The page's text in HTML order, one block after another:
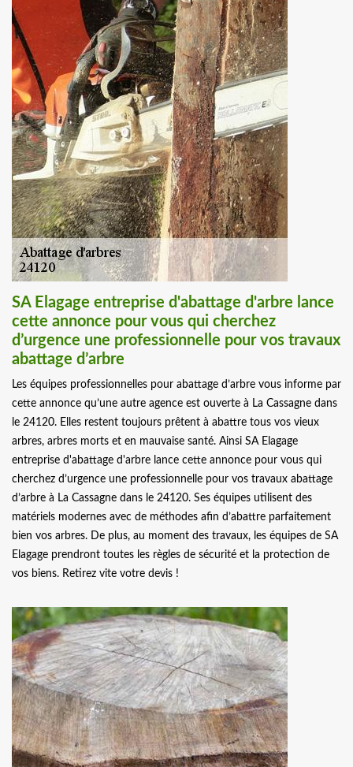
SA Elagage entreprise d'abattage d'arbre lance
cette annonce pour vous qui cherchez
d’urgence une professionnelle pour vos travaux
abattage d’arbre
Les équipes professionnelles pour abattage d’arbre vous informe par
cette annonce qu’une autre agence est ouverte à La Cassagne dans
le 24120. Elles restent toujours prêtent à abattre tous vos vieux
arbres, arbres morts et en mauvaise santé. Ainsi SA Elagage
entreprise d'abattage d'arbre lance cette annonce pour vous qui
cherchez d’urgence une professionnelle pour vos travaux abattage
d’arbre à La Cassagne dans le 24120. Ses équipes utilisent des
matériels modernes avec de méthodes afin d’abattre parfaitement
bien vos arbres. De plus, au moment des travaux, les équipes de SA
Elagage prendront toutes les règles de sécurité et la protection de
vos biens. Retirez vite votre devis !